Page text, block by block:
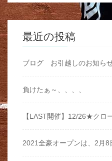
最近の投稿
ブログ お引越しのお知ら
負けたぁ～、、、、
【LAST開催】12/26★クロ
2021全豪オープンは、2月8